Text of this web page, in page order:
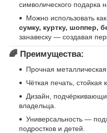
символического подарка
Можно использовать как
сумку, куртку, шоппер,
занавеску — создавая
🌈 Преимущества:
Прочная
Чёткая печать, стойкая
Дизайн,
владельца.
Универсальность —
подростков и детей.